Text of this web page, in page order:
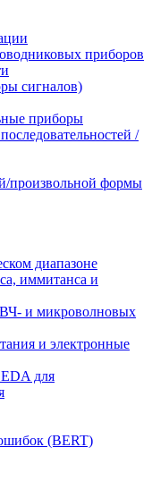
приборов
сигналов)
приборы
/
произвольной формы
диапазоне
иммитанса и
и микроволновых
и электронные
для
(BERT)